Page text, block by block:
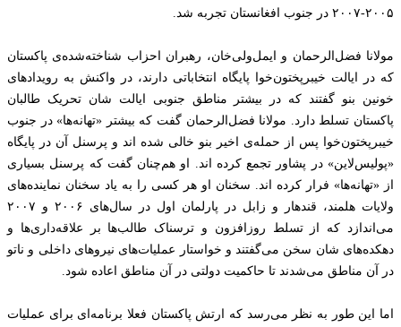
۲۰۰۵-۲۰۰۷ در جنوب افغانستان تجربه شد.
مولانا فضل‌الرحمان و ایمل‌ولی‌خان، رهبران احزاب شناخته‌شده‌ی پاکستان
که در ایالت خیبرپختون‌خوا پایگاه انتخاباتی دارند، در واکنش به رویدادهای
خونین بنو گفتند که در بیشتر مناطق جنوبی ایالت شان تحریک طالبان
پاکستان تسلط دارد. مولانا فضل‌الرحمان گفت که بیشتر «تهانه‌‌ها» در جنوب
خیبرپختون‌خوا پس از حمله‌ی اخیر بنو خالی شده اند و پرسنل آن در پایگاه
«پولیس‌لاین» در پشاور تجمع کرده اند. او هم‌چنان گفت که پرسنل بسیاری
از «تهانه‌ها» فرار کرده اند. سخنان او هر کسی را به یاد سخنان نماینده‌های
ولایات هلمند، قندهار و زابل در پارلمان اول در سال‌های ۲۰۰۶ و ۲۰۰۷
می‌اندازد که از تسلط روزافزون و ترسناک طالب‌ها بر علاقه‌داری‌‌ها و
دهکده‌‌های‌ شان سخن می‌گفتند و خواستار عملیات‌های نیروهای داخلی و ناتو
در آن مناطق می‌شدند تا حاکمیت دولتی در آن مناطق اعاده شود.
اما این طور به نظر می‌رسد که ارتش پاکستان فعلا برنامه‌ای برای عملیات